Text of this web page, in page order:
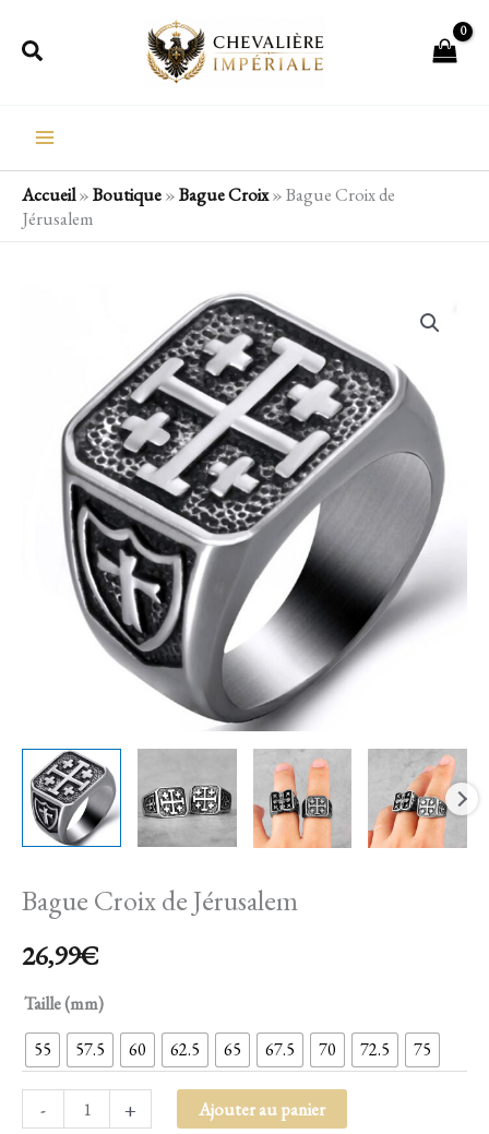
Rechercher
Accueil»Boutique»Bague Croix»Bague Croix de
Jérusalem
Bague Croix de Jérusalem
26,99€
Taille (mm)
55 57.5 60 62.5 65 67.5 70 72.5 75
-
Jérusalem
+ Ajouter au panier